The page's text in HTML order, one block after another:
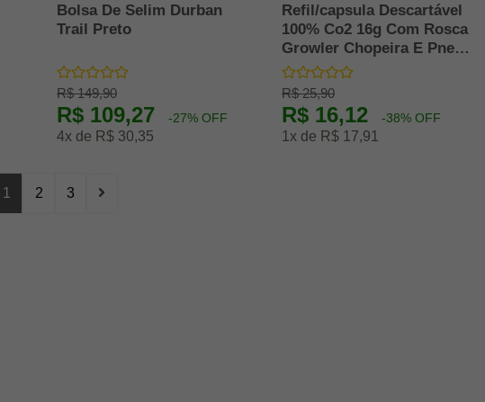
Bolsa De Selim Durban
Trail Preto
R$ 149,90
R$ 109,27 -27% OFF
4x de R$ 30,35
Refil/capsula Descartável
100% Co2 16g Com Rosca
Growler Chopeira E Pneu
Bike Venzo
R$ 25,90
R$ 16,12 -38% OFF
1x de R$ 17,91
1 2 3